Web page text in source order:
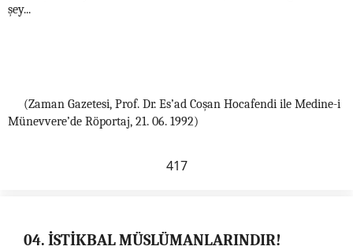
şey...
(Zaman Gazetesi, Prof. Dr. Es’ad Coşan Hocafendi ile Medine-i
Münevvere’de Röportaj, 21. 06. 1992)
417
04. İSTİKBAL MÜSLÜMANLARINDIR!